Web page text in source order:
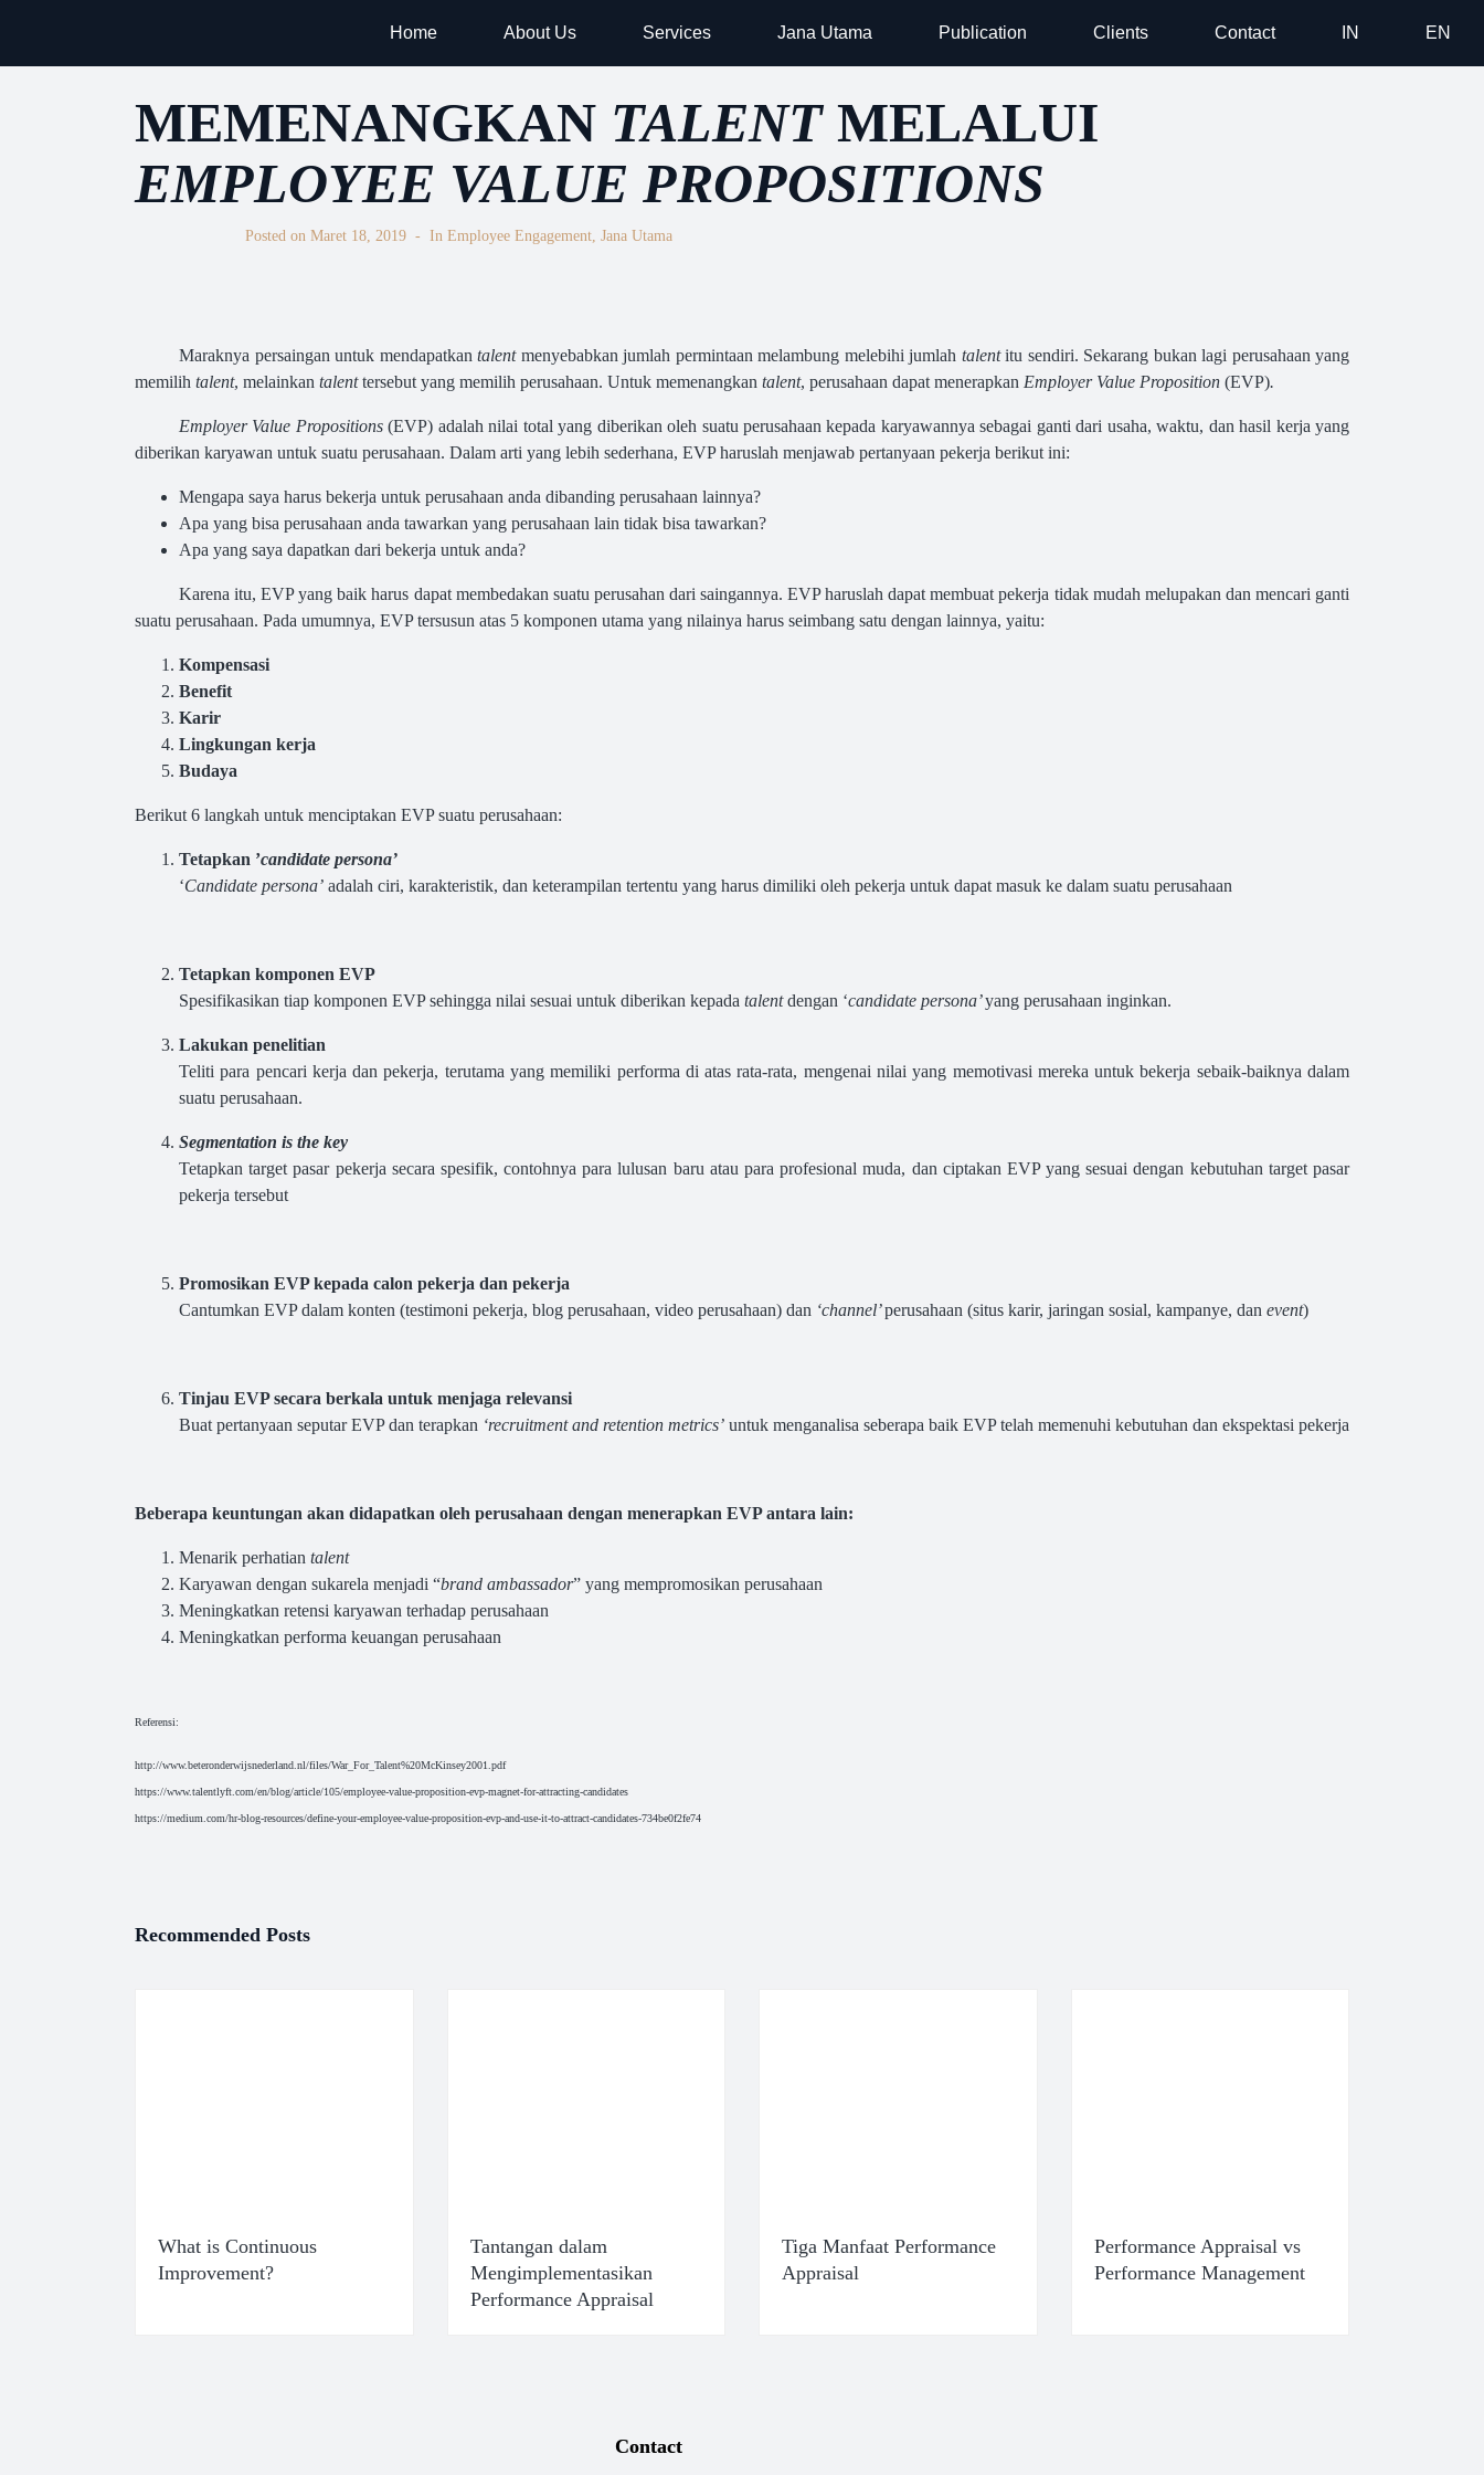
Home About Us Services Jana Utama Publication Clients Contact IN EN
MEMENANGKAN TALENTMELALUI
EMPLOYEE VALUE PROPOSITIONS
Posted on Maret 18, 2019 In Employee Engagement, Jana Utama
Maraknya persaingan untuk mendapatkan talentmenyebabkan jumlah permintaan melambung melebihi jumlah talentitu sendiri. Sekarang bukan lagi perusahaan yang
memilih talent, melainkan talenttersebut yang memilih perusahaan. Untuk memenangkan talent, perusahaan dapat menerapkan Employer Value Proposition (EVP).
Employer Value Propositions(EVP) adalah nilai total yang diberikan oleh suatu perusahaan kepada karyawannya sebagai ganti dari usaha, waktu, dan hasil kerja yang
diberikan karyawan untuk suatu perusahaan. Dalam arti yang lebih sederhana, EVP haruslah menjawab pertanyaan pekerja berikut ini:
Mengapa saya harus bekerja untuk perusahaan anda dibanding perusahaan lainnya?
Apa yang bisa perusahaan anda tawarkan yang perusahaan lain tidak bisa tawarkan?
Apa yang saya dapatkan dari bekerja untuk anda?
Karena itu, EVP yang baik harus dapat membedakan suatu perusahan dari saingannya. EVP haruslah dapat membuat pekerja tidak mudah melupakan dan mencari ganti
suatu perusahaan. Pada umumnya, EVP tersusun atas 5 komponen utama yang nilainya harus seimbang satu dengan lainnya, yaitu:
Kompensasi
Benefit
Karir
Lingkungan kerja
Budaya
Berikut 6 langkah untuk menciptakan EVP suatu perusahaan:
Tetapkan ’candidate persona’
‘Candidate persona’ adalah ciri, karakteristik, dan keterampilan tertentu yang harus dimiliki oleh pekerja untuk dapat masuk ke dalam suatu perusahaan
Tetapkan komponen EVP
Spesifikasikan tiap komponen EVP sehingga nilai sesuai untuk diberikan kepada talentdengan ‘candidate persona’yang perusahaan inginkan.
Lakukan penelitian
Teliti para pencari kerja dan pekerja, terutama yang memiliki performa di atas rata-rata, mengenai nilai yang memotivasi mereka untuk bekerja sebaik-baiknya dalam
suatu perusahaan.
Segmentation is the key
Tetapkan target pasar pekerja secara spesifik, contohnya para lulusan baru atau para profesional muda, dan ciptakan EVP yang sesuai dengan kebutuhan target pasar
pekerja tersebut
Promosikan EVP kepada calon pekerja dan pekerja
Cantumkan EVP dalam konten (testimoni pekerja, blog perusahaan, video perusahaan) dan ‘channel’perusahaan (situs karir, jaringan sosial, kampanye, dan event)
Tinjau EVP secara berkala untuk menjaga relevansi
Buat pertanyaan seputar EVP dan terapkan ‘recruitment and retention metrics’ untuk menganalisa seberapa baik EVP telah memenuhi kebutuhan dan ekspektasi pekerja
Beberapa keuntungan akan didapatkan oleh perusahaan dengan menerapkan EVP antara lain:
Menarik perhatian talent
Karyawan dengan sukarela menjadi “brand ambassador” yang mempromosikan perusahaan
Meningkatkan retensi karyawan terhadap perusahaan
Meningkatkan performa keuangan perusahaan
Referensi:
http://www.beteronderwijsnederland.nl/files/War_For_Talent%20McKinsey2001.pdf
https://www.talentlyft.com/en/blog/article/105/employee-value-proposition-evp-magnet-for-attracting-candidates
https://medium.com/hr-blog-resources/define-your-employee-value-proposition-evp-and-use-it-to-attract-candidates-734be0f2fe74
Recommended Posts
What is Continuous
Improvement?
Tantangan dalam
Mengimplementasikan
Performance Appraisal
Tiga Manfaat Performance
Appraisal
Performance Appraisal vs
Performance Management
Contact